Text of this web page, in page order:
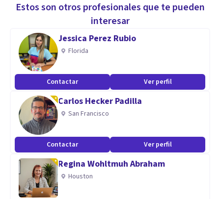
Estos son otros profesionales que te pueden
interesar
Jessica Perez Rubio
Florida
Contactar Ver perfil
Carlos Hecker Padilla
San Francisco
Contactar Ver perfil
Regina Wohltmuh Abraham
Houston